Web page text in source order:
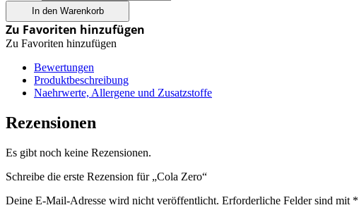
In den Warenkorb
Zu Favoriten hinzufügen
Zu Favoriten hinzufügen
Bewertungen
Produktbeschreibung
Naehrwerte, Allergene und Zusatzstoffe
Rezensionen
Es gibt noch keine Rezensionen.
Schreibe die erste Rezension für „Cola Zero“
Deine E-Mail-Adresse wird nicht veröffentlicht. Erforderliche Felder sind mit *